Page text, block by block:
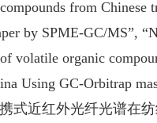
from Chinese
by SPME-GC/MS”,
volatile organic
Using GC-Orbitrap
携式近红外光纤光谱在